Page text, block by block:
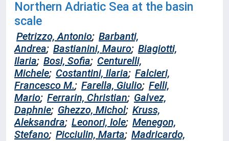
Northern Adriatic Sea at the basin
scale
Petrizzo, Antonio; Barbanti,
Andrea; Bastianini, Mauro; Biagiotti,
Ilaria; Bosi, Sofia; Centurelli,
Michele; Costantini, Ilaria; Falcieri,
Francesco M.; Farella, Giulio; Felli,
Mario; Ferrarin, Christian; Galvez,
Daphnie; Ghezzo, Michol; Kruss,
Aleksandra; Leonori, Iole; Menegon,
Stefano; Picciulin, Marta; Madricardo,